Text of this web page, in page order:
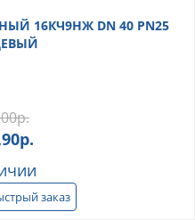
16КЧ9НЖ DN 40 PN25
р.
р.
заказ